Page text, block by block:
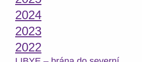
2024
2023
2022